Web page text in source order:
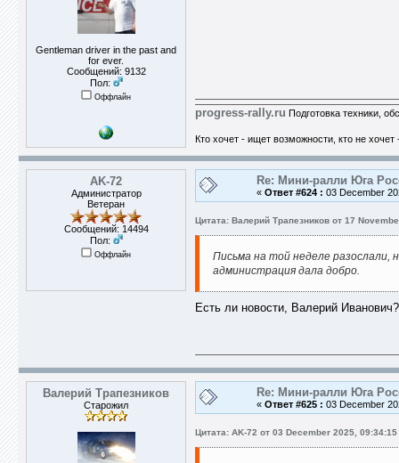
Gentleman driver in the past and
for ever.
Сообщений: 9132
Пол:
Оффлайн
progress-rally.ru Подготовка техники,
Кто хочет - ищет возможности, кто не
AK-72
Администратор
Ветеран
Сообщений: 14494
Пол:
Оффлайн
Re: Мини-ралли Юга
« Ответ #624 : 03 December
Цитата: Валерий Трапезников от 17
Письма на той неделе разослали,
администрация дала добро.
Есть ли новости, Валерий Иванович?
Валерий Трапезников
Старожил
Re: Мини-ралли Юга
« Ответ #625 : 03 December
Цитата: AK-72 от 03 December 2025, 09:34:15